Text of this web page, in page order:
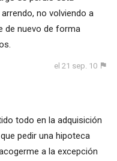
no volviendo a
de nuevo de forma
el 21 sep. 10
todo en la adquisición
pedir una hipoteca
a la excepción